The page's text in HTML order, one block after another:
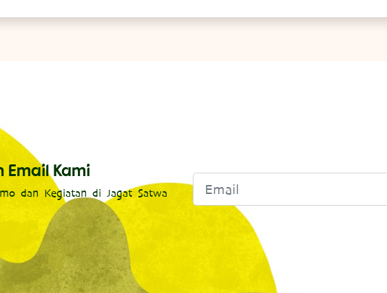
Kami
dan Kegiatan di Jagat Satwa